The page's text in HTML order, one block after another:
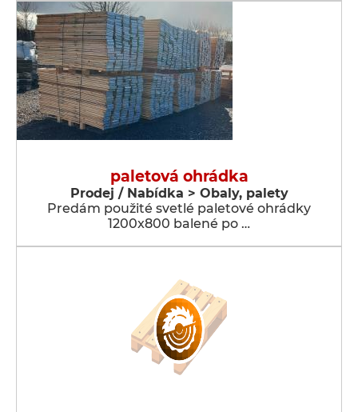
paletová ohrádka
Prodej / Nabídka > Obaly, palety
Predám použité svetlé paletové ohrádky
1200x800 balené po …